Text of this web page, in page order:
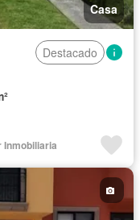
Casa
Destacado
Inmobiliaria